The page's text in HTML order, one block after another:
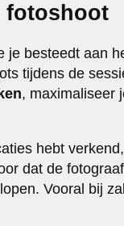
fotoshoot
je besteedt aan
tijdens de
, maximaliseer
hebt
dat de
Vooral bij